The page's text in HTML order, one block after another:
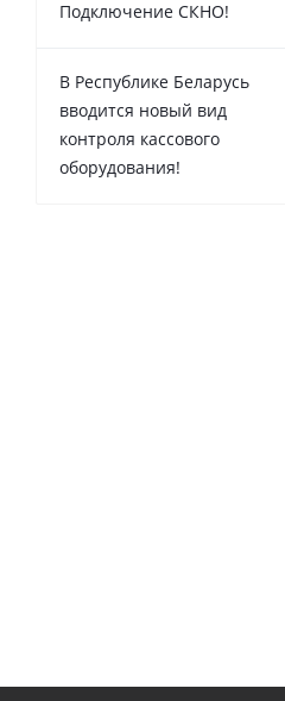
Подключение СКНО!
В Республике Беларусь
вводится новый вид
контроля кассового
оборудования!